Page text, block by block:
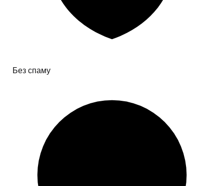
Без спаму